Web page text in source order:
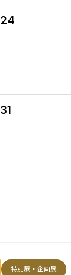
24
31
特別展・企画展